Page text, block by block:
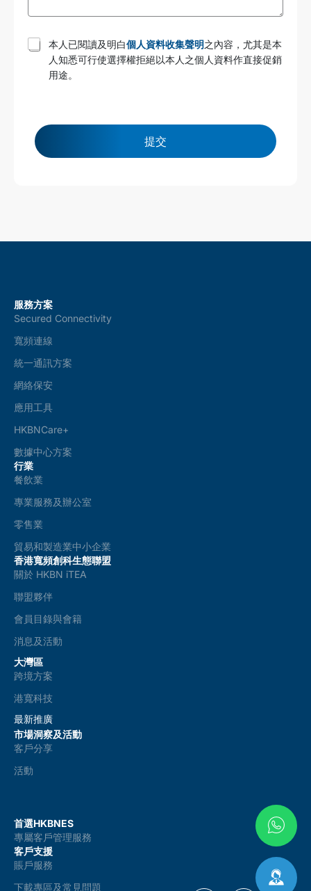
T
e
n
本人已閱讀及明白個人資料收集聲明之內容，尤其是本
人知悉可行使選擇權拒絕以本人之個人資料作直接促銷
用途。
提交
服務方案
Secured Connectivity
寬頻連線
統一通訊方案
網絡保安
應用工具
HKBNCare+
數據中心方案
行業
餐飲業
專業服務及辦公室
零售業
貿易和製造業中小企業
香港寬頻創科生態聯盟
關於 HKBN iTEA
聯盟夥伴
會員目錄與會籍
消息及活動
大灣區
跨境方案
港寬科技
最新推廣
市場洞察及活動
客戶分享
活動
首選HKBNES
專屬客戶管理服務
客戶支援
賬戶服務
下載專區及常見問題